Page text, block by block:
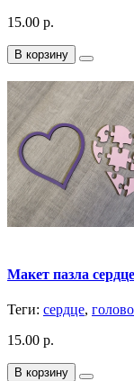
15.00 р.
В корзину
Макет пазла сердце
Теги: сердце,
15.00 р.
В корзину